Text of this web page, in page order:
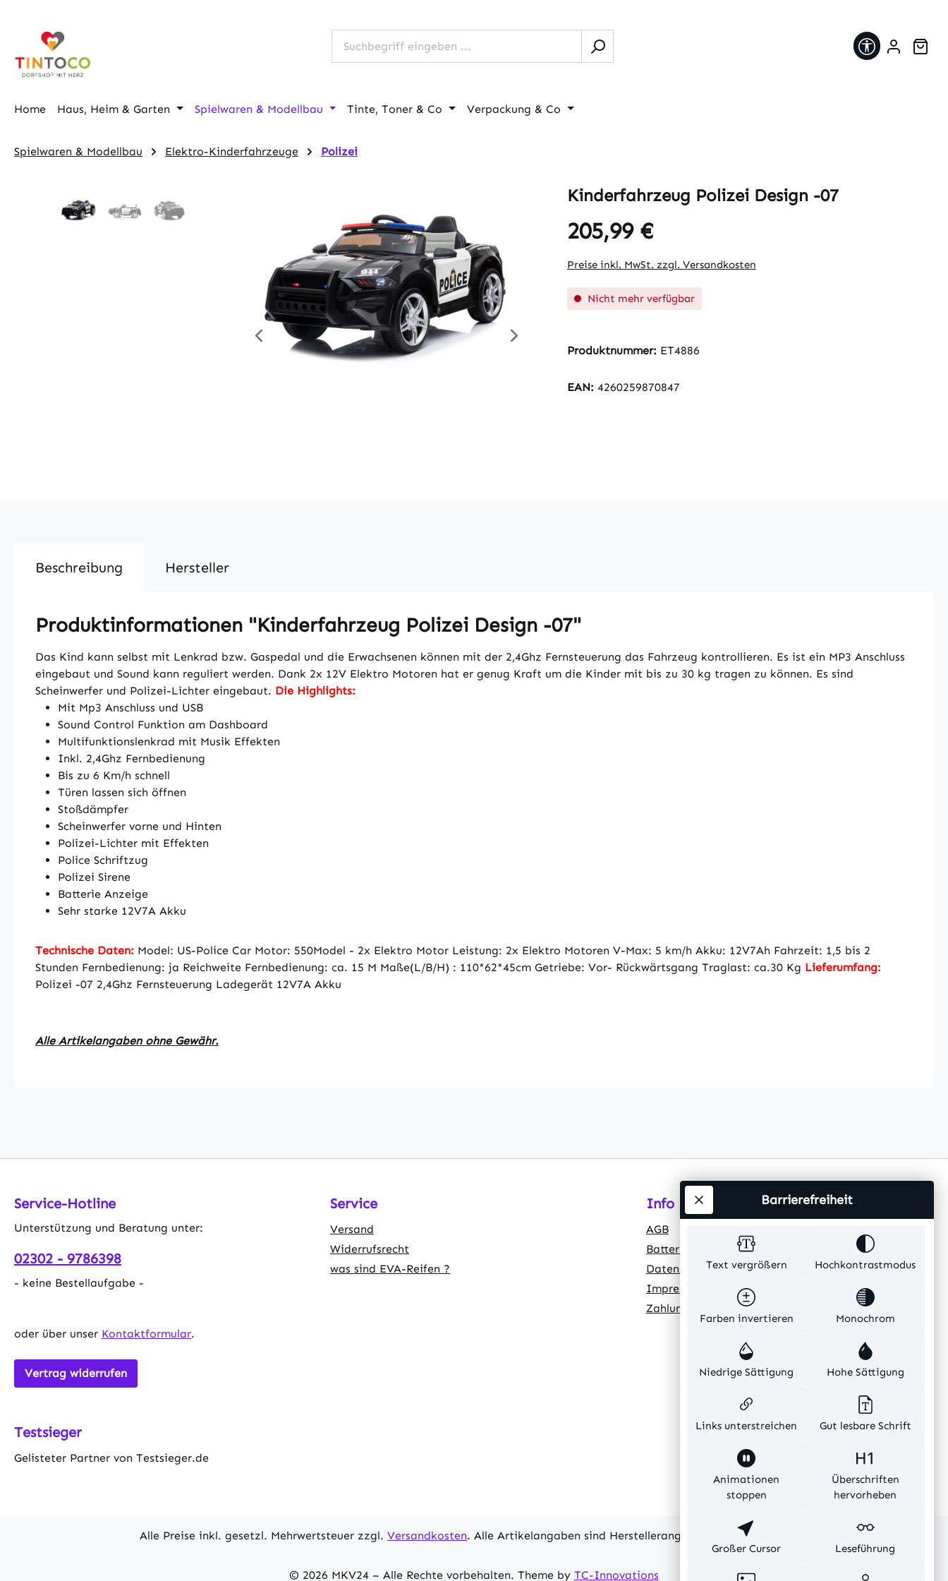
Home Haus, Heim & Garten Spielwaren & Modellbau Tinte, Toner & Co Verpackung & Co
Spielwaren & Modellbau Elektro-Kinderfahrzeuge Polizei
Kinderfahrzeug Polizei Design -07
Regulärer Preis:
205,99 €
Preise inkl. MwSt. zzgl. Versandkosten
Nicht mehr verfügbar
Produktnummer: ET4886
EAN: 4260259870847
Beschreibung Hersteller
Produktinformationen "Kinderfahrzeug Polizei Design -07"
Das Kind kann selbst mit Lenkrad bzw. Gaspedal und die Erwachsenen können mit der 2,4Ghz Fernsteuerung das Fahrzeug kontrollieren. Es ist ein MP3 Anschluss
eingebaut und Sound kann reguliert werden. Dank 2x 12V Elektro Motoren hat er genug Kraft um die Kinder mit bis zu 30 kg tragen zu können. Es sind
Scheinwerfer und Polizei-Lichter eingebaut. Die Highlights:
Mit Mp3 Anschluss und USB
Sound Control Funktion am Dashboard
Multifunktionslenkrad mit Musik Effekten
Inkl. 2,4Ghz Fernbedienung
Bis zu 6 Km/h schnell
Türen lassen sich öffnen
Stoßdämpfer
Scheinwerfer vorne und Hinten
Polizei-Lichter mit Effekten
Police Schriftzug
Polizei Sirene
Batterie Anzeige
Sehr starke 12V7A Akku
Technische Daten: Model: US-Police Car Motor: 550Model - 2x Elektro Motor Leistung: 2x Elektro Motoren V-Max: 5 km/h Akku: 12V7Ah Fahrzeit: 1,5 bis 2
Stunden Fernbedienung: ja Reichweite Fernbedienung: ca. 15 M Maße(L/B/H) : 110*62*45cm Getriebe: Vor- Rückwärtsgang Traglast: ca.30 Kg Lieferumfang:
Polizei -07 2,4Ghz Fernsteuerung Ladegerät 12V7A Akku
Alle Artikelangaben ohne Gewähr.
Service-Hotline
Unterstützung und Beratung unter:
02302 - 9786398
- keine Bestellaufgabe -
oder über unser Kontaktformular.
Vertrag widerrufen
Service
Versand
Widerrufsrecht
was sind EVA-Reifen ?
Info
AGB
Batteriehinweis
Datenschutz
Impressum
Zahlungsarten
Testsieger
Gelisteter Partner von Testsieger.de
Alle Preise inkl. gesetzl. Mehrwertsteuer zzgl. Versandkosten. Alle Artikelangaben sind Herstellerangaben und ohne Gewähr.
© 2026 MKV24 – Alle Rechte vorbehalten. Theme by TC-Innovations
Text vergrößern Hochkontrastmodus
Farben invertieren Monochrom
Niedrige Sättigung Hohe Sättigung
Links unterstreichen Gut lesbare Schrift
Animationen
stoppen
Überschriften
hervorheben
Großer Cursor Leseführung
Barrierefreiheit